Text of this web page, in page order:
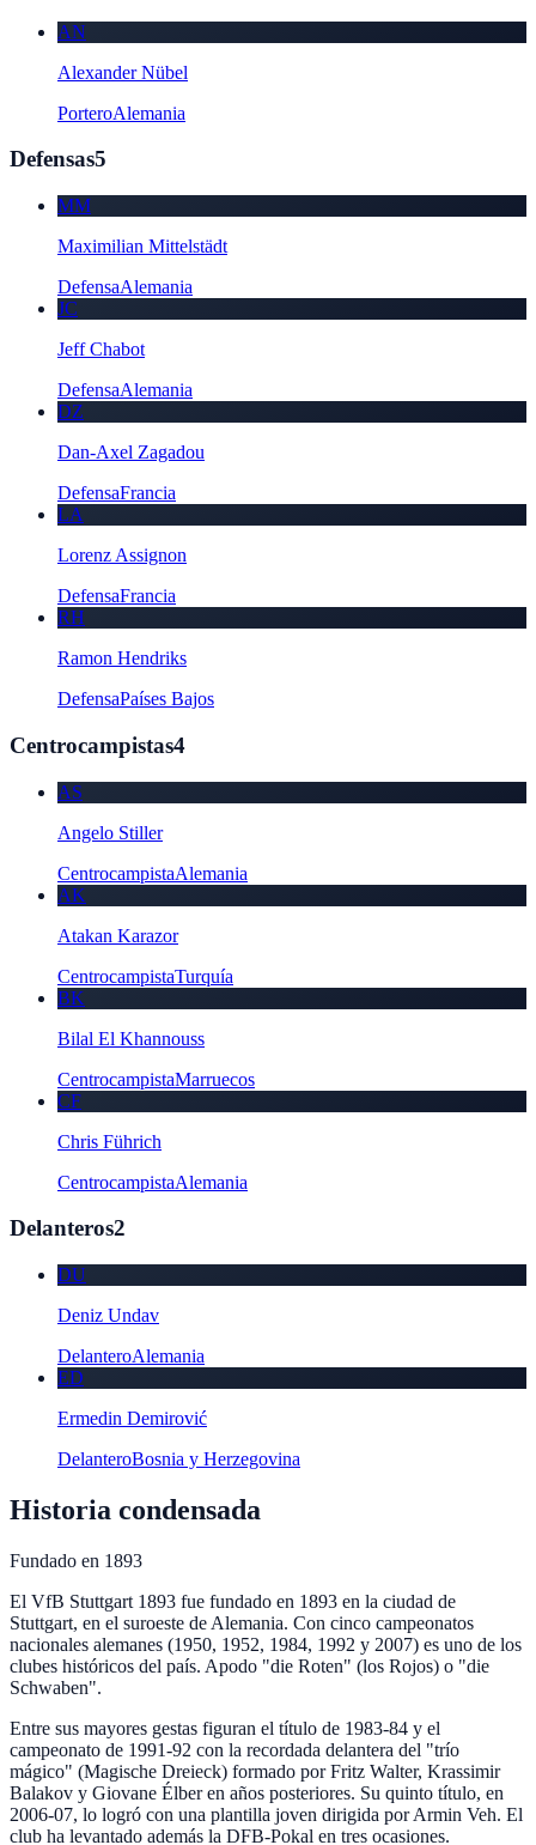
AN
Alexander Nübel
PorteroAlemania
Defensas5
MM
Maximilian Mittelstädt
DefensaAlemania
JC
Jeff Chabot
DefensaAlemania
DZ
Dan-Axel Zagadou
DefensaFrancia
LA
Lorenz Assignon
DefensaFrancia
RH
Ramon Hendriks
DefensaPaíses Bajos
Centrocampistas4
AS
Angelo Stiller
CentrocampistaAlemania
AK
Atakan Karazor
CentrocampistaTurquía
BK
Bilal El Khannouss
CentrocampistaMarruecos
CF
Chris Führich
CentrocampistaAlemania
Delanteros2
DU
Deniz Undav
DelanteroAlemania
ED
Ermedin Demirović
DelanteroBosnia y Herzegovina
Historia condensada
Fundado en 1893
El VfB Stuttgart 1893 fue fundado en 1893 en la ciudad de
Stuttgart, en el suroeste de Alemania. Con cinco campeonatos
nacionales alemanes (1950, 1952, 1984, 1992 y 2007) es uno de los
clubes históricos del país. Apodo "die Roten" (los Rojos) o "die
Schwaben".
Entre sus mayores gestas figuran el título de 1983-84 y el
campeonato de 1991-92 con la recordada delantera del "trío
mágico" (Magische Dreieck) formado por Fritz Walter, Krassimir
Balakov y Giovane Élber en años posteriores. Su quinto título, en
2006-07, lo logró con una plantilla joven dirigida por Armin Veh. El
club ha levantado además la DFB-Pokal en tres ocasiones.